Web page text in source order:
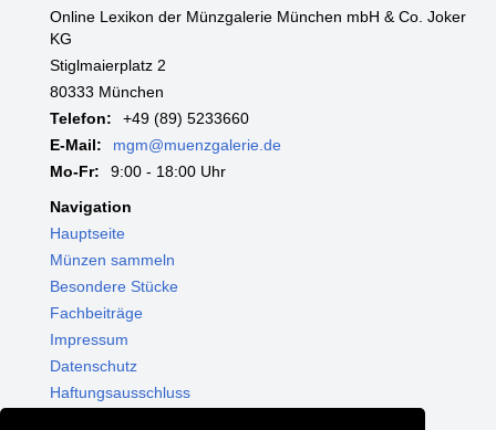
Online Lexikon der Münzgalerie München mbH & Co. Joker
KG
Stiglmaierplatz 2
80333 München
Telefon:
+49 (89) 5233660
E-Mail:
mgm@muenzgalerie.de
Mo-Fr:
9:00 - 18:00 Uhr
Navigation
Hauptseite
Münzen sammeln
Besondere Stücke
Fachbeiträge
Impressum
Datenschutz
Haftungsausschluss